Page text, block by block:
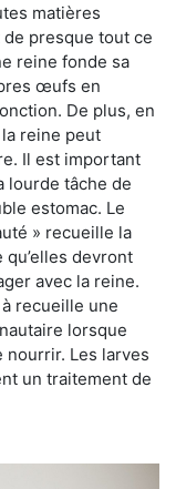
matières
presque tout ce
reine fonde sa
œufs en
De plus, en
reine peut
Il est important
lourde tâche de
estomac. Le
» recueille la
devront
avec la reine.
recueille une
lorsque
nourrir. Les larves
un traitement de